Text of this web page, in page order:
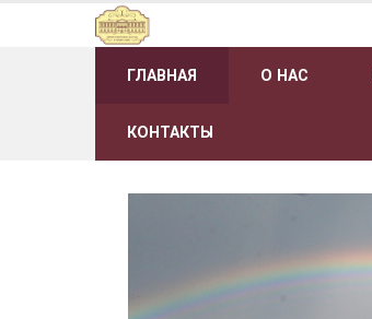
ГЛАВНАЯ О НАС
КОНТАКТЫ